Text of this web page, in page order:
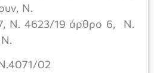
Ν.
Ν. 4623/19 άρθρο 6, Ν.
02